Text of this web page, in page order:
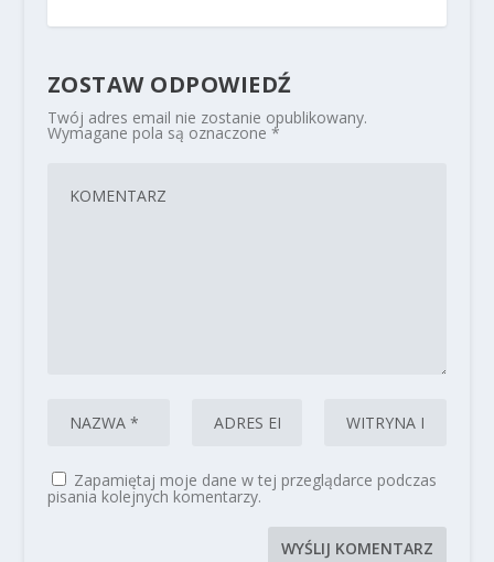
ZOSTAW ODPOWIEDŹ
Twój adres email nie zostanie opublikowany.
Wymagane pola są oznaczone *
Zapamiętaj moje dane w tej przeglądarce podczas
pisania kolejnych komentarzy.